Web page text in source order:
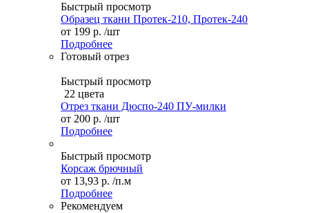
Быстрый просмотр
Образец ткани Протек-210, Протек-240
от 199 р. /шт
Подробнее
Готовый отрез
Быстрый просмотр
22 цвета
Отрез ткани Дюспо-240 ПУ-милки
от 200 р. /шт
Подробнее
Быстрый просмотр
Корсаж брючный
от 13,93 р. /п.м
Подробнее
Рекомендуем